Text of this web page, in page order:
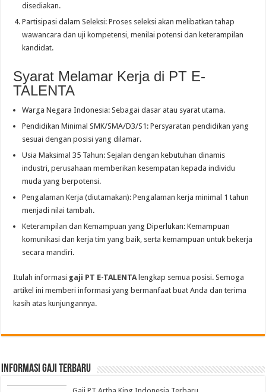
disediakan.
Partisipasi dalam Seleksi: Proses seleksi akan melibatkan tahap
wawancara dan uji kompetensi, menilai potensi dan keterampilan
kandidat.
Syarat Melamar Kerja di PT E-
TALENTA
Warga Negara Indonesia: Sebagai dasar atau syarat utama.
Pendidikan Minimal SMK/SMA/D3/S1: Persyaratan pendidikan yang
sesuai dengan posisi yang dilamar.
Usia Maksimal 35 Tahun: Sejalan dengan kebutuhan dinamis
industri, perusahaan memberikan kesempatan kepada individu
muda yang berpotensi.
Pengalaman Kerja (diutamakan): Pengalaman kerja minimal 1 tahun
menjadi nilai tambah.
Keterampilan dan Kemampuan yang Diperlukan: Kemampuan
komunikasi dan kerja tim yang baik, serta kemampuan untuk bekerja
secara mandiri.
Itulah informasi gaji PT E-TALENTA lengkap semua posisi. Semoga
artikel ini memberi informasi yang bermanfaat buat Anda dan terima
kasih atas kunjungannya.
informasi gaji terbaru
Gaji PT Artha King Indonesia Terbaru